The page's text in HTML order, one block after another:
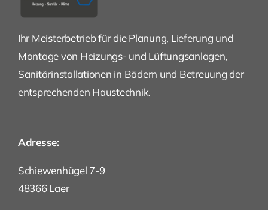
Ihr Meisterbetrieb für die Planung, Lieferung und
Montage von Heizungs- und Lüftungsanlagen,
Sanitärinstallationen in Bädern und Betreuung der
entsprechenden Haustechnik.
Adresse:
Schiewenhügel 7-9
48366 Laer